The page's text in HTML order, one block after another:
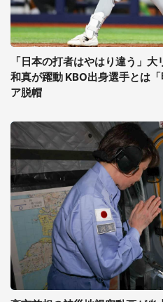
「日本の打者はやはり違う」
和真が躍動 KBO出身選手とは
ア脱帽